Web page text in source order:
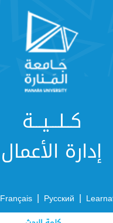
كــلـــيـــة
إدارة الأعمال
|
Русский
|
Français